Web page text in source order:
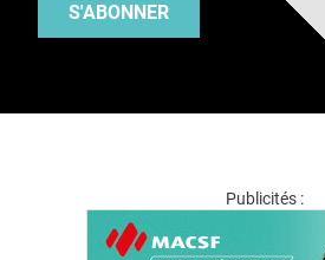
S'ABONNER
Publicités :